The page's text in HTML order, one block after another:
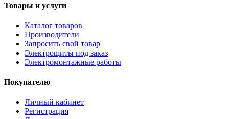
Товары и услуги
Каталог товаров
Производители
Запросить свой товар
Электрощиты под заказ
Электромонтажные работы
Покупателю
Личный кабинет
Регистрация